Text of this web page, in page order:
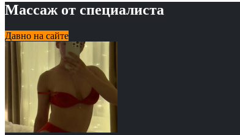
Массаж от специалиста
Давно на сайте